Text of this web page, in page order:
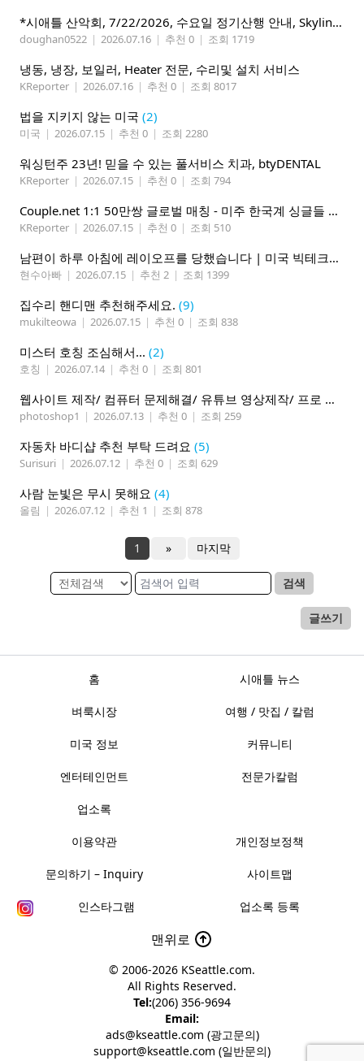
*시애틀 산악회, 7/22/2026, 수요일 정기산행 안내, Skyline Trail Loop(Mt. Rainier)*
doughan0522 | 2026.07.16 | 추천 0 | 조회 1719
냉동, 냉장, 보일러, Heater 전문, 수리및 설치 서비스
KReporter | 2026.07.16 | 추천 0 | 조회 8017
법을 지키지 않는 미국 (2)
미국 | 2026.07.15 | 추천 0 | 조회 2280
워싱턴주 23년! 믿을 수 있는 풀서비스 치과, btyDENTAL
KReporter | 2026.07.15 | 추천 0 | 조회 794
Couple.net 1:1 50만쌍 글로벌 매칭 - 미주 한국계 싱글들 모이세요
KReporter | 2026.07.15 | 추천 0 | 조회 510
남편이 하루 아침에 레이오프를 당했습니다 | 미국 빅테크의 현실
현수아빠 | 2026.07.15 | 추천 2 | 조회 1399
집수리 핸디맨 추천해주세요. (9)
mukilteowa | 2026.07.15 | 추천 0 | 조회 838
미스터 호칭 조심해서... (2)
호칭 | 2026.07.14 | 추천 0 | 조회 801
웹사이트 제작/ 컴퓨터 문제해결/ 유튜브 영상제작/ 프로 사진촬영
photoshop1 | 2026.07.13 | 추천 0 | 조회 259
자동차 바디샵 추천 부탁 드려요 (5)
Surisuri | 2026.07.12 | 추천 0 | 조회 629
사람 눈빛은 무시 못해요 (4)
올림 | 2026.07.12 | 추천 1 | 조회 878
1 » 마지막
검색
글쓰기
홈 시애틀 뉴스
벼룩시장 여행 / 맛집 / 칼럼
미국 정보 커뮤니티
엔터테인먼트 전문가칼럼
업소록
이용약관 개인정보정책
문의하기 – Inquiry 사이트맵
인스타그램 업소록 등록
맨위로
© 2006-2026 KSeattle.com.
All Rights Reserved.
Tel:(206) 356-9694
Email:
ads@kseattle.com (광고문의)
support@kseattle.com (일반문의)